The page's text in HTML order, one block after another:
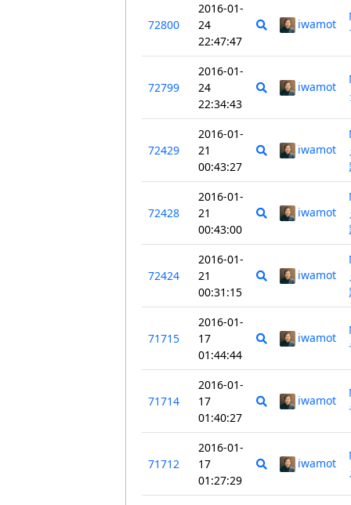
72800
2016-01-
24
22:47:47
iwamot
72799
2016-01-
24
22:34:43
iwamot
72429
2016-01-
21
00:43:27
iwamot
72428
2016-01-
21
00:43:00
iwamot
72424
2016-01-
21
00:31:15
iwamot
71715
2016-01-
17
01:44:44
iwamot
71714
2016-01-
17
01:40:27
iwamot
71712
2016-01-
17
01:27:29
iwamot